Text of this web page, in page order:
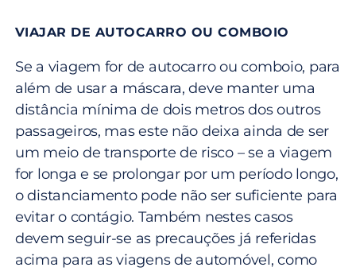
VIAJAR DE AUTOCARRO OU COMBOIO
Se a viagem for de autocarro ou comboio, para
além de usar a máscara, deve manter uma
distância mínima de dois metros dos outros
passageiros, mas este não deixa ainda de ser
um meio de transporte de risco – se a viagem
for longa e se prolongar por um período longo,
o distanciamento pode não ser suficiente para
evitar o contágio. Também nestes casos
devem seguir-se as precauções já referidas
acima para as viagens de automóvel, como